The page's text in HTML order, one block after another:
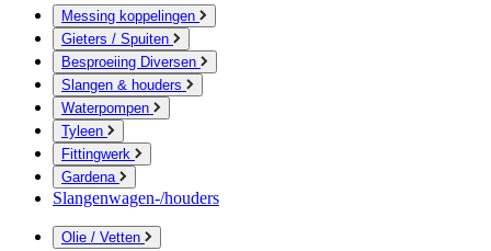
Messing koppelingen
Gieters / Spuiten
Besproeiing Diversen
Slangen & houders
Waterpompen
Tyleen
Fittingwerk
Gardena
Slangenwagen-/houders
Olie / Vetten